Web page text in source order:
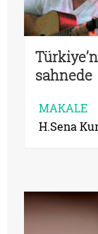
sahnede
MAKALE
H.Sena